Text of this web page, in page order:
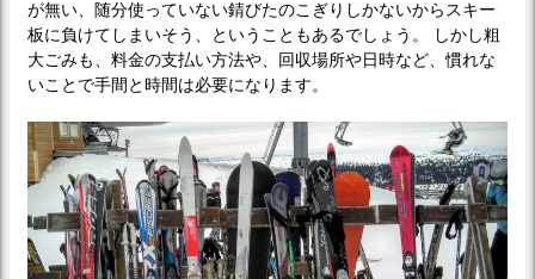
が無い、随分使っていない錆びたのこぎりしかないからスキー
板に負けてしまいそう、ということもあるでしょう。 しかし粗
大ごみも、料金の支払い方法や、回収場所や日時など、慣れな
いことで手間と時間は必要になります。